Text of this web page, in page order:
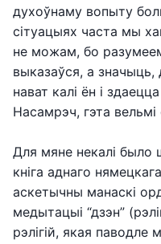
духоўнаму вопыту
сітуацыях часта мы
не можам, бо
выказаўся, а значыць,
нават калі ён і
Насамрэч, гэта
Для мяне некалі было
кніга аднаго
аскетычны манаскі
медытацыі “дзэн”
рэлігій, якая паводле